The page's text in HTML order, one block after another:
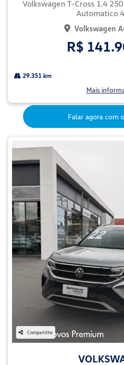
Volkswagen T-Cross 1.4
Automatico
Volkswagen
R$
29.351 km
Mais
Falar agora com
Compartilhe